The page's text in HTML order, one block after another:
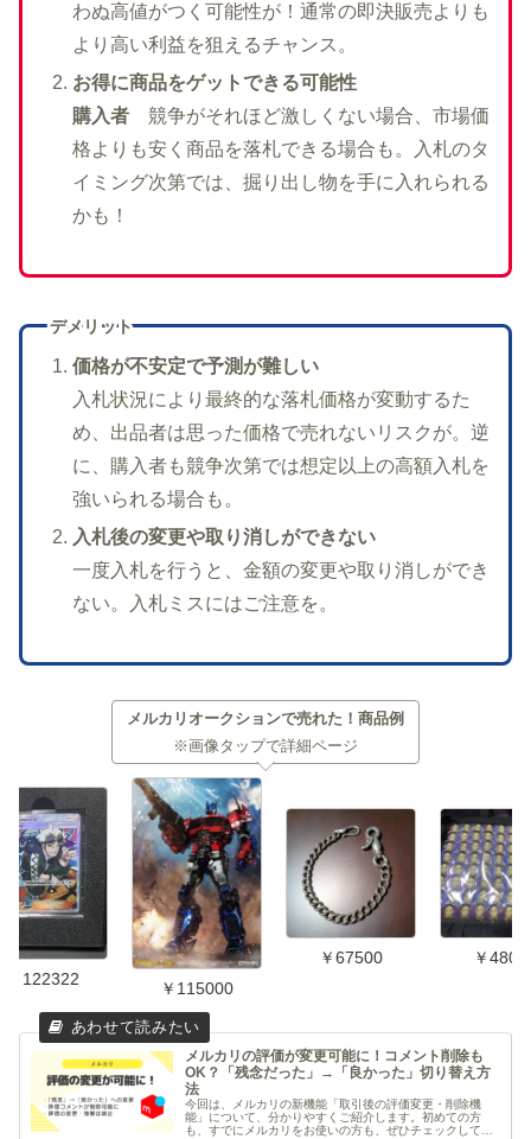
わぬ高値がつく可能性が！通常の即決販売よりも
より高い利益を狙えるチャンス。
お得に商品をゲットできる可能性
購入者競争がそれほど激しくない場合、市場価
格よりも安く商品を落札できる場合も。入札のタ
イミング次第では、掘り出し物を手に入れられる
かも！
デメリット
価格が不安定で予測が難しい
入札状況により最終的な落札価格が変動するた
め、出品者は思った価格で売れないリスクが。逆
に、購入者も競争次第では想定以上の高額入札を
強いられる場合も。
入札後の変更や取り消しができない
一度入札を行うと、金額の変更や取り消しができ
ない。入札ミスにはご注意を。
メルカリオークションで売れた！商品例
※画像タップで詳細ページ
￥115000
￥67500 ￥48000
メルカリの評価が変更可能に！コメント削除も
OK？「残念だった」→「良かった」切り替え方
法
今回は、メルカリの新機能「取引後の評価変更・削除機
能」について、分かりやすくご紹介します。初めての方
も、すでにメルカリをお使いの方も、ぜひチェックしてみ